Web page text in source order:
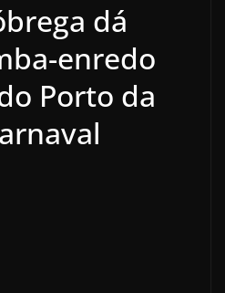
dá
enredo
Porto da